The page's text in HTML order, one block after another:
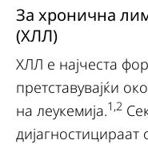
За хронична
(ХЛЛ)
ХЛЛ е најчеста
претставувајќи
на леукемија.1,2